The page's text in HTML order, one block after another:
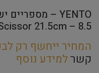
21.5cm – 8.5
המחיר ייחשף רק
קשרלמידע נוסף